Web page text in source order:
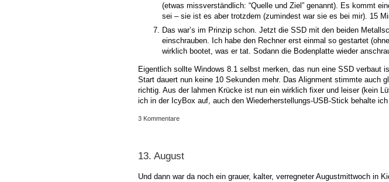
(etwas missverständlich: “Quelle und Ziel” genannt). Es kommt
sei – sie ist es aber trotzdem (zumindest war sie es bei mir). 15
Das war’s im Prinzip schon. Jetzt die SSD mit den beiden
einschrauben. Ich habe den Rechner erst einmal so gestartet
wirklich bootet, was er tat. Sodann die Bodenplatte wieder
Eigentlich sollte Windows 8.1 selbst merken, das nun eine SSD verbaut
Start dauert nun keine 10 Sekunden mehr. Das Alignment stimmte auch
richtig. Aus der lahmen Krücke ist nun ein wirklich fixer und leiser (kein
ich in der IcyBox auf, auch den Wiederherstellungs-USB-Stick behalte ich
3 Kommentare
13. August
Und dann war da noch ein grauer, kalter, verregneter Augustmittwoch in